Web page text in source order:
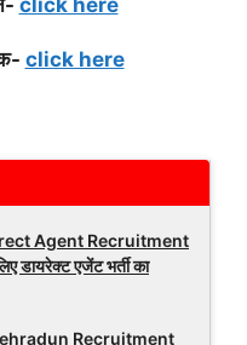
click here
Agent Recruitment
डायरेक्ट एजेंट भर्ती का
Recruitment